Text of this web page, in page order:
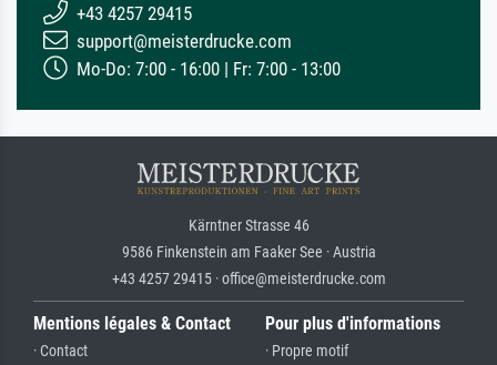
+43 4257 29415
support@meisterdrucke.com
Mo-Do: 7:00 - 16:00 | Fr: 7:00 - 13:00
Kärntner Strasse 46
9586 Finkenstein am Faaker See · Austria
+43 4257 29415 · office@meisterdrucke.com
Mentions légales & Contact
· Contact
Pour plus d'informations
· Propre motif